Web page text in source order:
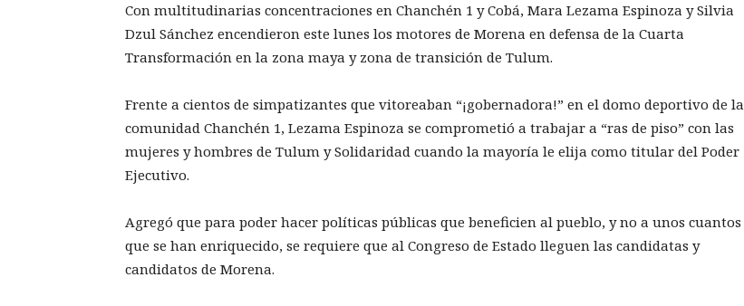
Con multitudinarias concentraciones en Chanchén 1 y Cobá, Mara Lezama Espinoza y Silvia
Dzul Sánchez encendieron este lunes los motores de Morena en defensa de la Cuarta
Transformación en la zona maya y zona de transición de Tulum.
Frente a cientos de simpatizantes que vitoreaban “¡gobernadora!” en el domo deportivo de la
comunidad Chanchén 1, Lezama Espinoza se comprometió a trabajar a “ras de piso” con las
mujeres y hombres de Tulum y Solidaridad cuando la mayoría le elija como titular del Poder
Ejecutivo.
Agregó que para poder hacer políticas públicas que beneficien al pueblo, y no a unos cuantos
que se han enriquecido, se requiere que al Congreso de Estado lleguen las candidatas y
candidatos de Morena.